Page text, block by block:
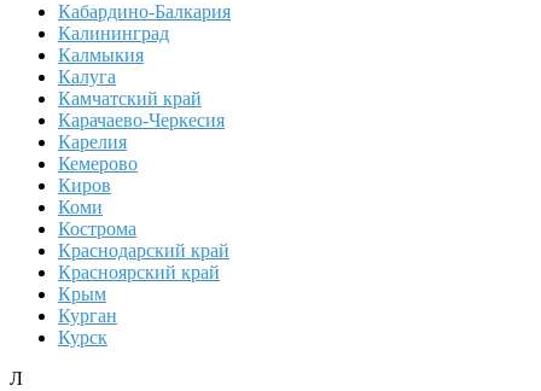
Кабардино-Балкария
Калининград
Калмыкия
Калуга
Камчатский край
Карачаево-Черкесия
Карелия
Кемерово
Киров
Коми
Кострома
Краснодарский край
Красноярский край
Крым
Курган
Курск
Л